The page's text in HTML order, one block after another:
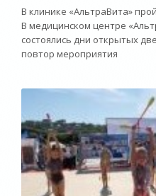
В клинике «АльтраВита»
В медицинском центре
состоялись дни открытых
повтор мероприятия